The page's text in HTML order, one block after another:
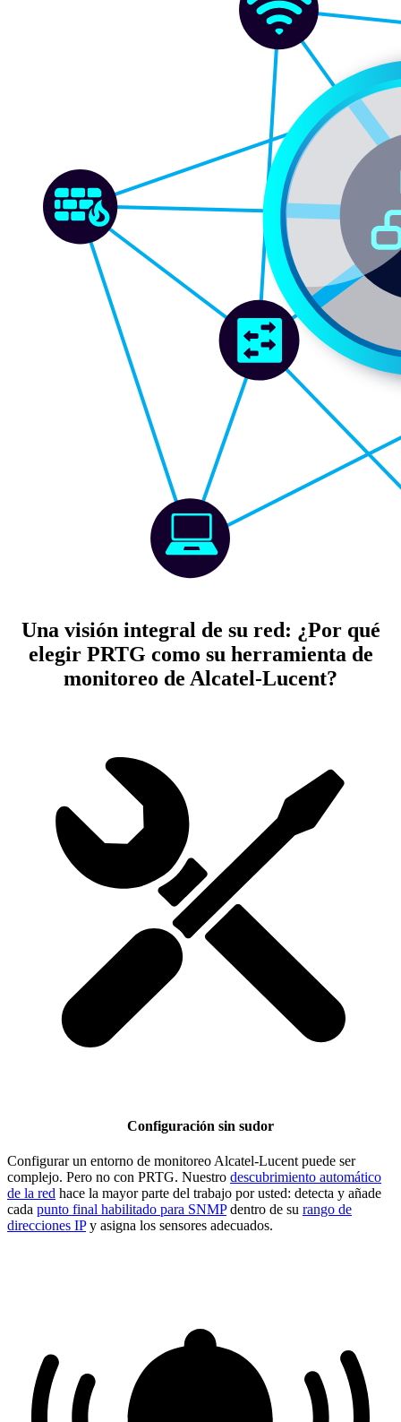
Una visión integral de su red: ¿Por qué
elegir PRTG como su herramienta de
monitoreo de Alcatel-Lucent?
Configuración sin sudor
Configurar un entorno de monitoreo Alcatel-Lucent puede ser
complejo. Pero no con PRTG. Nuestro descubrimiento automático
de la red hace la mayor parte del trabajo por usted: detecta y añade
cada punto final habilitado para SNMPdentro de su rango de
direcciones IPy asigna los sensores adecuados.